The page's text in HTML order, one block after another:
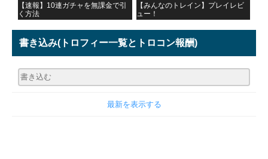
【速報】10連ガチャを無課金で引
く方法
【みんなのトレイン】プレイレビ
ュー！
書き込み(トロフィー一覧とトロコン報酬)
最新を表示する